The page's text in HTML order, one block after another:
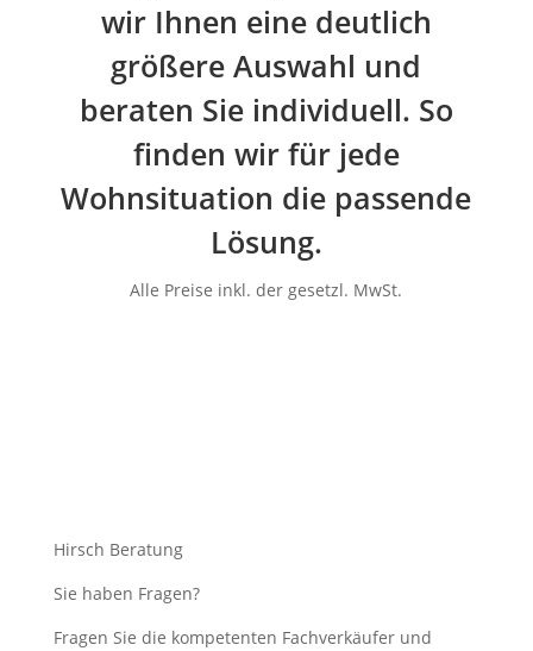
wir Ihnen eine deutlich
größere Auswahl und
beraten Sie individuell. So
finden wir für jede
Wohnsituation die passende
Lösung.
Alle Preise inkl. der gesetzl. MwSt.
Hirsch Beratung
Sie haben Fragen?
Fragen Sie die kompetenten Fachverkäufer und